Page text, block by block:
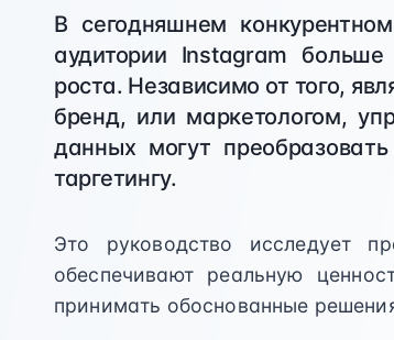
В сегодняшнем
аудитории Instagram
роста. Независимо от того,
бренд, или маркетологом,
данных могут
таргетингу.
Это руководство исследует
обеспечивают реальную
принимать обоснованные